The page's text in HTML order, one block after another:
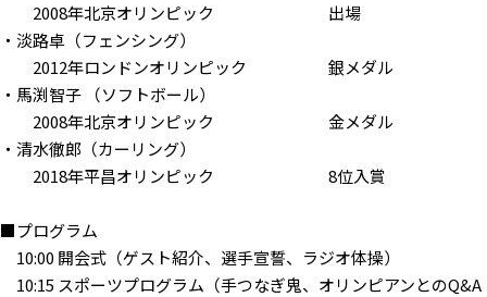
2008年北京オリンピック 出場
・淡路卓（フェンシング）
2012年ロンドンオリンピック 銀メダル
・馬渕智子 （ソフトボール）
2008年北京オリンピック 金メダル
・清水徹郎（カーリング）
2018年平昌オリンピック 8位入賞
■プログラム
10:00 開会式（ゲスト紹介、選手宣誓、ラジオ体操）
10:15 スポーツプログラム（手つなぎ鬼、オリンピアンとのQ&A